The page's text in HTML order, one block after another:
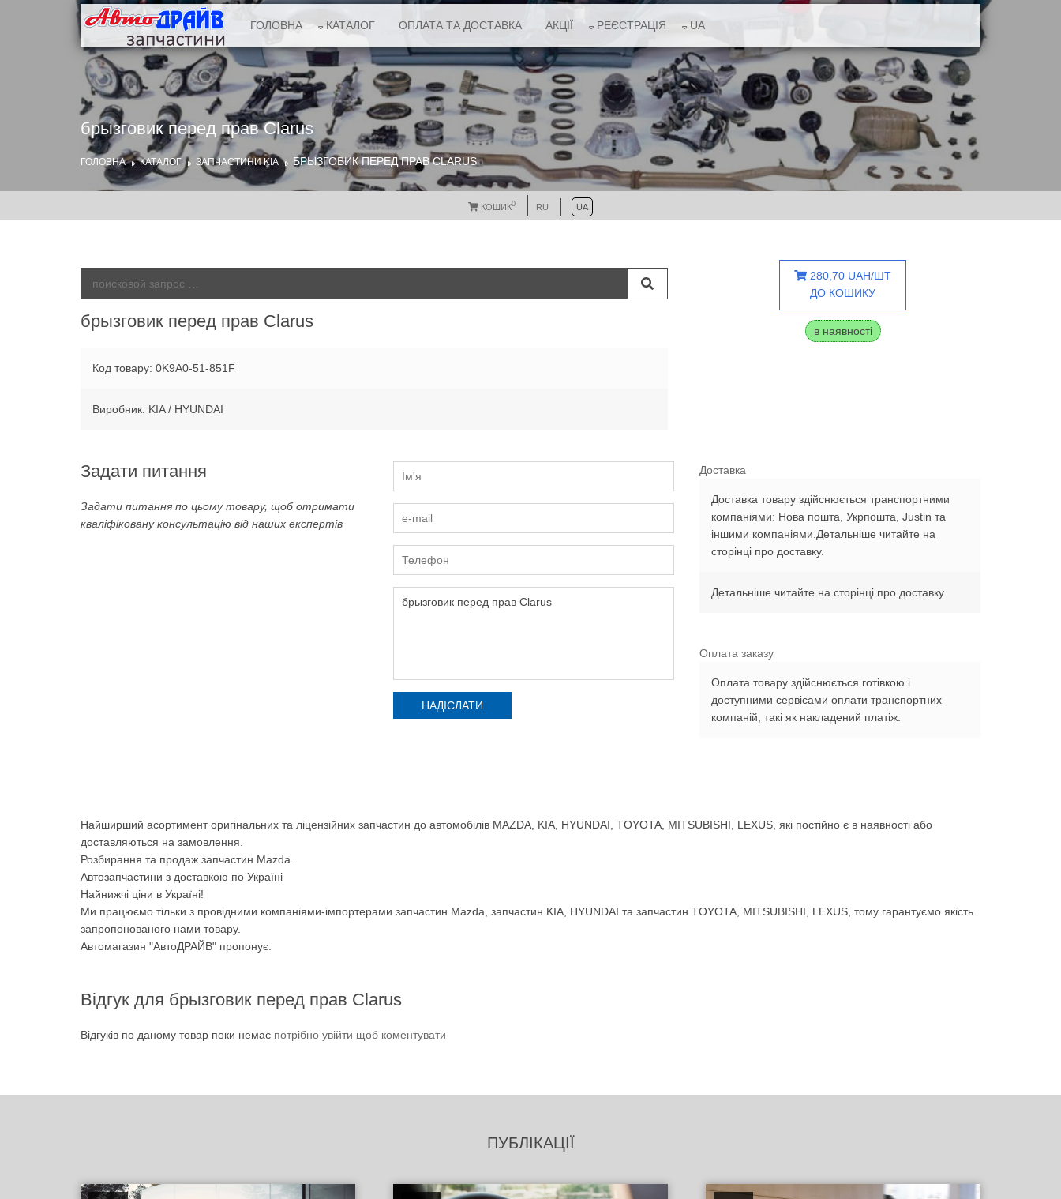
ГОЛОВНА КАТАЛОГ ОПЛАТА ТА ДОСТАВКА АКЦІЇ РЕЄСТРАЦІЯ UA
брызговик перед прав Clarus
ГОЛОВНА КАТАЛОГ ЗАПЧАСТИНИ KIA БРЫЗГОВИК ПЕРЕД ПРАВ CLARUS
КОШИК0 RU UA
брызговик перед прав Clarus
Код товару: 0K9A0-51-851F
Виробник: KIA / HYUNDAI
280,70 UAH/ШТ
ДО КОШИКУ
в наявності
Задати питання
Задати питання по цьому товару, щоб отримати
кваліфіковану консультацію від наших експертів
Доставка
Доставка товару здійснюється транспортними
компаніями: Нова пошта, Укрпошта, Justin та
іншими компаніями.Детальніше читайте на
сторінці про доставку.
Детальніше читайте на сторінці про доставку.
Оплата заказу
Оплата товару здійснюється готівкою і
доступними сервісами оплати транспортних
компаній, такі як накладений платіж.
Найширший асортимент оригінальних та ліцензійних запчастин до автомобілів MAZDA, KIA, HYUNDAI, TOYOTA, MITSUBISHI, LEXUS, які постійно є в наявності або
доставляються на замовлення.
Розбирання та продаж запчастин Mazda.
Автозапчастини з доставкою по Україні
Найнижчі ціни в Україні!
Ми працюємо тільки з провідними компаніями-імпортерами запчастин Mazda, запчастин KIA, HYUNDAI та запчастин TOYOTA, MITSUBISHI, LEXUS, тому гарантуємо якість
запропонованого нами товару.
Автомагазин "АвтоДРАЙВ" пропонує:
Відгук для брызговик перед прав Clarus
Відгуків по даному товар поки немає потрібно увійти щоб коментувати
ПУБЛІКАЦІЇ